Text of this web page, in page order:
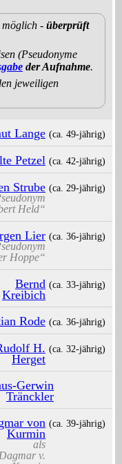
möglich - überprüft
(Pseudonyme
der Aufnahme.
jeweiligen
Lange (ca. 49‑jährig)
Petzel (ca. 42‑jährig)
Strube
Held“
(ca. 29‑jährig)
Lier
Hoppe“
(ca. 36‑jährig)
Bernd
Kreibich
(ca. 33‑jährig)
Rode (ca. 36‑jährig)
H.
Herget
(ca. 32‑jährig)
Gerwin
Tränckler
von
Kurmin
als
Dagmar v.
(ca. 39‑jährig)